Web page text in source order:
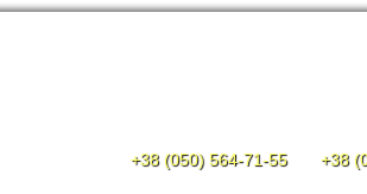
+38 (050) 564-71-55 +38